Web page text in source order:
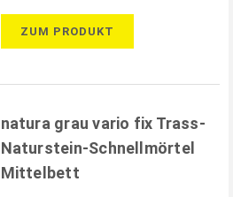
ZUM PRODUKT
natura grau vario fix Trass-
Naturstein-Schnellmörtel
Mittelbett